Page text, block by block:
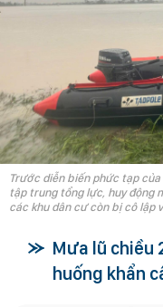
Trước diễn biến phức tạp
tập trung tổng lực, huy động
các khu dân cư còn bị cô lập
Mưa lũ chiều
huống khẩn